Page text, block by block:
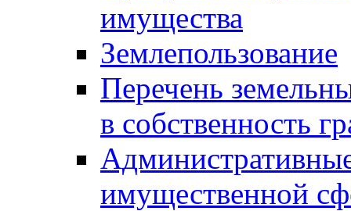
имущества
Землепользование
Перечень
в собственность
имущественной